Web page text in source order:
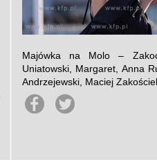
Majówka na Molo –
Uniatowski, Margaret, Anna
Andrzejewski, Maciej